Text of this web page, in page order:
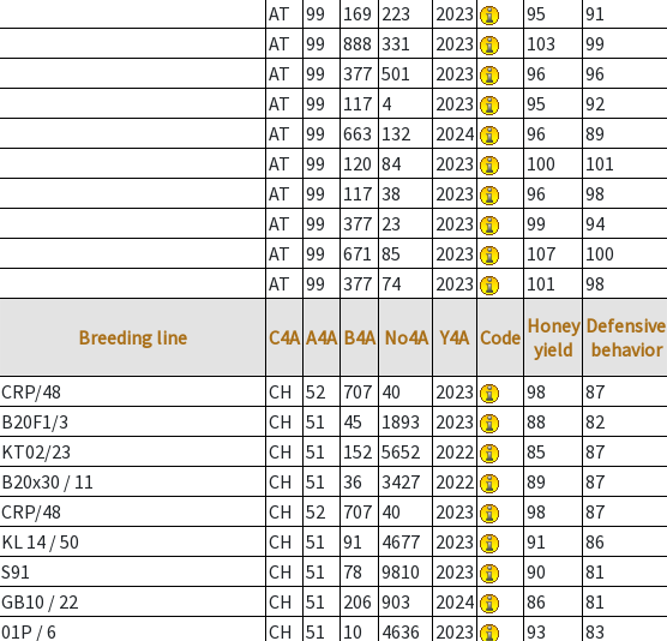
AT 99 169 223 2023 95 91
AT 99 888 331 2023 103 99
AT 99 377 501 2023 96 96
AT 99 117 4 2023 95 92
AT 99 663 132 2024 96 89
AT 99 120 84 2023 100 101
AT 99 117 38 2023 96 98
AT 99 377 23 2023 99 94
AT 99 671 85 2023 107 100
AT 99 377 74 2023 101 98
Breeding line C4A A4A B4A No4A Y4A Code Honey
yield
Defensive
behavior
CRP/48 CH 52 707 40 2023 98 87
B20F1/3 CH 51 45 1893 2023 88 82
KT02/23 CH 51 152 5652 2022 85 87
B20x30 / 11 CH 51 36 3427 2022 89 87
CRP/48 CH 52 707 40 2023 98 87
KL 14 / 50 CH 51 91 4677 2023 91 86
S91 CH 51 78 9810 2023 90 81
GB10 / 22 CH 51 206 903 2024 86 81
01P / 6 CH 51 10 4636 2023 93 83